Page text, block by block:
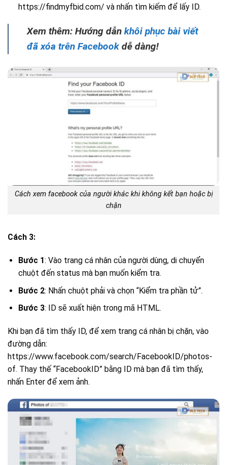
https://findmyfbid.com/ và nhấn tìm kiếm để lấy ID.
Xem thêm: Hướng dẫn khôi phục bài viết
đã xóa trên Facebookdễ dàng!
Cách xem facebook của người khác khi không kết bạn hoặc bị
chặn
Cách 3:
Bước 1: Vào trang cá nhân của người dùng, di chuyển
chuột đến status mà bạn muốn kiểm tra.
Bước 2: Nhấn chuột phải và chọn “Kiểm tra phần tử”.
Bước 3: ID sẽ xuất hiện trong mã HTML.
Khi bạn đã tìm thấy ID, để xem trang cá nhân bị chặn, vào
đường dẫn:
https://www.facebook.com/search/FacebookID/photos-
of. Thay thế “FacebookID” bằng ID mà bạn đã tìm thấy,
nhấn Enter để xem ảnh.